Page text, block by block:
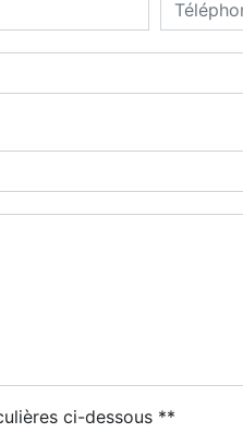
ci-dessous **